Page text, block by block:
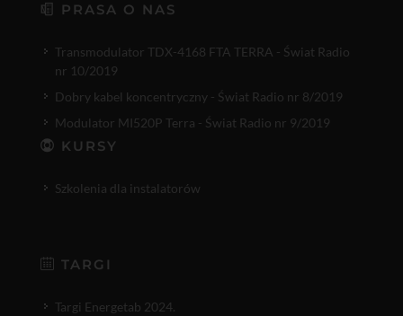
PRASA O NAS
Transmodulator TDX-4168 FTA TERRA - Świat Radio
nr 10/2019
Dobry kabel koncentryczny - Świat Radio nr 8/2019
Modulator MI520P Terra - Świat Radio nr 9/2019
KURSY
Szkolenia dla instalatorów
TARGI
Targi Energetab 2024.